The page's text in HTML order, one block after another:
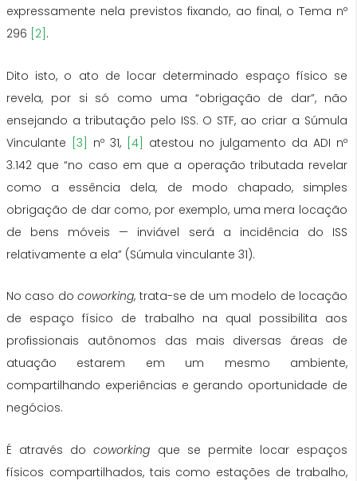
expressamente nela previstos fixando, ao final, o Tema nº
296 [2] .
Dito isto, o ato de locar determinado espaço físico se
revela, por si só como uma “obrigação de dar”, não
ensejando a tributação pelo ISS. O STF, ao criar a Súmula
Vinculante [3] nº 31, [4] atestou no julgamento da ADI nº
3.142 que “no caso em que a operação tributada revelar
como a essência dela, de modo chapado, simples
obrigação de dar como, por exemplo, uma mera locação
de bens móveis — inviável será a incidência do ISS
relativamente a ela” (Súmula vinculante 31).
No caso docoworking, trata-se de um modelo de locação
de espaço físico de trabalho na qual possibilita aos
profissionais autônomos das mais diversas áreas de
atuação estarem em um mesmo ambiente,
compartilhando experiências e gerando oportunidade de
negócios.
É através docoworking que se permite locar espaços
físicos compartilhados, tais como estações de trabalho,